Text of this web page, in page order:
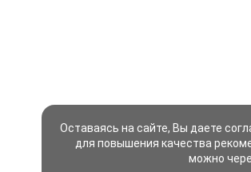
Оставаясь на сайте, Вы даете
для повышения качества
можно